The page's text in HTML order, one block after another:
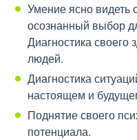
Умение ясно видеть
осознанный выбор
Диагностика своего
людей.
Диагностика
настоящем и
Поднятие своего
потенциала.